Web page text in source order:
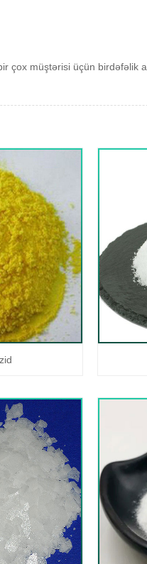
müştərisi üçün birdəfəlik